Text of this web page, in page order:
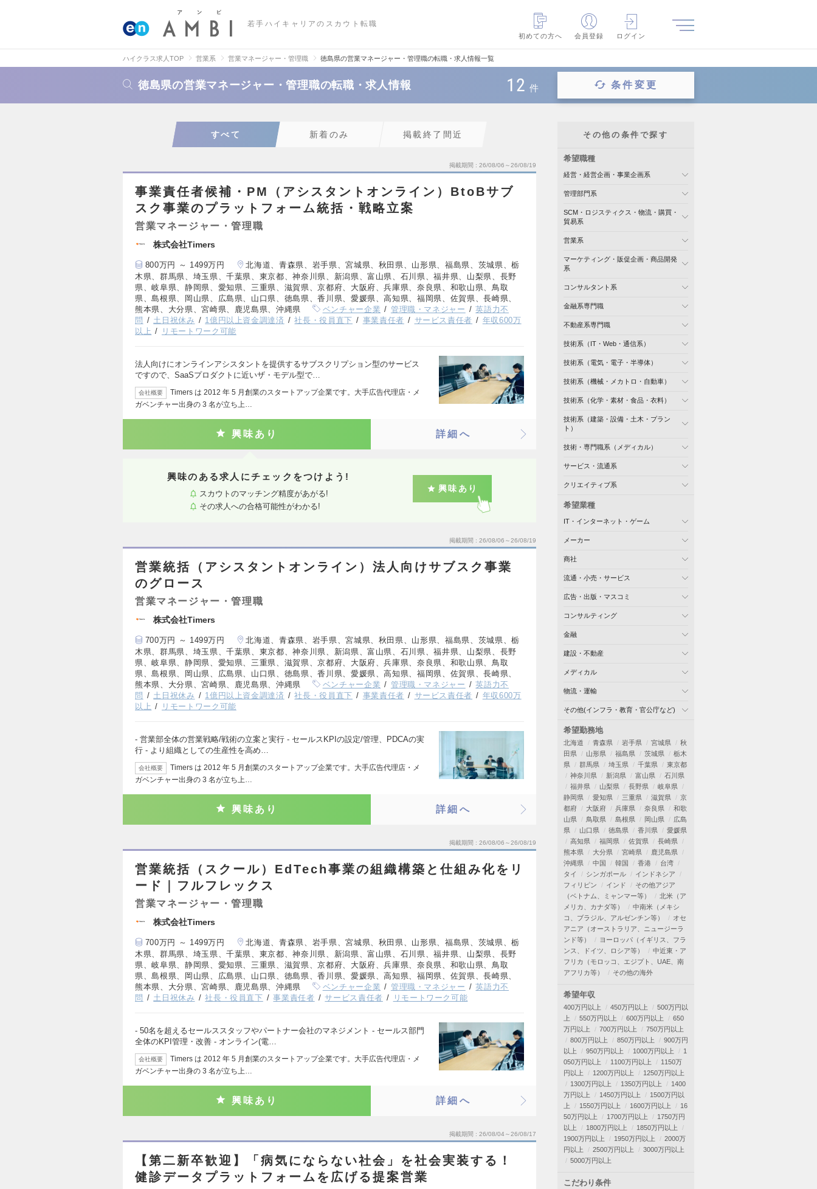
若手ハイキャリアのスカウト転職
初めての方へ
会員登録 ログイン
ハイクラス求人TOP 営業系 営業マネージャー・管理職 徳島県の営業マネージャー・管理職の転職・求人情報一覧
徳島県の営業マネージャー・管理職の転職・求人情報 12 件 条件変更
すべて 新着のみ 掲載終了間近
掲載期間 26/08/06～26/08/19
事業責任者候補・PM（アシスタントオンライン）BtoBサブ
スク事業のプラットフォーム統括・戦略立案
営業マネージャー・管理職
株式会社Timers
800万円 ～ 1499万円
北海道、青森県、岩手県、宮城県、秋田県、山形県、福島県、茨城県、栃
木県、群馬県、埼玉県、千葉県、東京都、神奈川県、新潟県、富山県、石川県、福井県、山梨県、長野
県、岐阜県、静岡県、愛知県、三重県、滋賀県、京都府、大阪府、兵庫県、奈良県、和歌山県、鳥取
県、島根県、岡山県、広島県、山口県、徳島県、香川県、愛媛県、高知県、福岡県、佐賀県、長崎県、
熊本県、大分県、宮崎県、鹿児島県、沖縄県
ベンチャー企業 管理職・マネジャー
英語力不
問
土日祝休み 1億円以上資金調達済 社長・役員直下 事業責任者 サービス責任者
年収600万
以上
リモートワーク可能
法人向けにオンラインアシスタントを提供するサブスクリプション型のサービス
ですので、SaaSプロダクトに近いザ・モデル型で…
会社概要
Timers は 2012 年 5 月創業のスタートアップ企業です。大手広告代理店・メ
ガベンチャー出身の 3 名が立ち上…
興味あり 詳細へ
興味のある求人にチェックをつけよう!
スカウトのマッチング精度があがる!
その求人への合格可能性がわかる!
興味あり
掲載期間 26/08/06～26/08/19
営業統括（アシスタントオンライン）法人向けサブスク事業
のグロース
営業マネージャー・管理職
株式会社Timers
700万円 ～ 1499万円
北海道、青森県、岩手県、宮城県、秋田県、山形県、福島県、茨城県、栃
木県、群馬県、埼玉県、千葉県、東京都、神奈川県、新潟県、富山県、石川県、福井県、山梨県、長野
県、岐阜県、静岡県、愛知県、三重県、滋賀県、京都府、大阪府、兵庫県、奈良県、和歌山県、鳥取
県、島根県、岡山県、広島県、山口県、徳島県、香川県、愛媛県、高知県、福岡県、佐賀県、長崎県、
熊本県、大分県、宮崎県、鹿児島県、沖縄県
ベンチャー企業 管理職・マネジャー
英語力不
問
土日祝休み 1億円以上資金調達済 社長・役員直下 事業責任者 サービス責任者
年収600万
以上
リモートワーク可能
- 営業部全体の営業戦略/戦術の立案と実行 - セールスKPIの設定/管理、PDCAの実
行 - より組織としての生産性を高め…
会社概要
Timers は 2012 年 5 月創業のスタートアップ企業です。大手広告代理店・メ
ガベンチャー出身の 3 名が立ち上…
興味あり 詳細へ
掲載期間 26/08/06～26/08/19
営業統括（スクール）EdTech事業の組織構築と仕組み化をリ
ード｜フルフレックス
営業マネージャー・管理職
株式会社Timers
700万円 ～ 1499万円
北海道、青森県、岩手県、宮城県、秋田県、山形県、福島県、茨城県、栃
木県、群馬県、埼玉県、千葉県、東京都、神奈川県、新潟県、富山県、石川県、福井県、山梨県、長野
県、岐阜県、静岡県、愛知県、三重県、滋賀県、京都府、大阪府、兵庫県、奈良県、和歌山県、鳥取
県、島根県、岡山県、広島県、山口県、徳島県、香川県、愛媛県、高知県、福岡県、佐賀県、長崎県、
熊本県、大分県、宮崎県、鹿児島県、沖縄県
ベンチャー企業 管理職・マネジャー
英語力不
問
土日祝休み 社長・役員直下 事業責任者 サービス責任者 リモートワーク可能
- 50名を超えるセールススタッフやパートナー会社のマネジメント - セールス部門
全体のKPI管理・改善 - オンライン(電…
会社概要
Timers は 2012 年 5 月創業のスタートアップ企業です。大手広告代理店・メ
ガベンチャー出身の 3 名が立ち上…
興味あり 詳細へ
掲載期間 26/08/04～26/08/17
【第二新卒歓迎】「病気にならない社会」を社会実装する！
健診データプラットフォームを広げる提案営業
その他の条件で探す
希望職種
経営・経営企画・事業企画系
管理部門系
SCM・ロジスティクス・物流・購買・
貿易系
営業系
マーケティング・販促企画・商品開発
系
コンサルタント系
金融系専門職
不動産系専門職
技術系（IT・Web・通信系）
技術系（電気・電子・半導体）
技術系（機械・メカトロ・自動車）
技術系（化学・素材・食品・衣料）
技術系（建築・設備・土木・プラン
ト）
技術・専門職系（メディカル）
サービス・流通系
クリエイティブ系
希望業種
IT・インターネット・ゲーム
メーカー
商社
流通・小売・サービス
広告・出版・マスコミ
コンサルティング
金融
建設・不動産
メディカル
物流・運輸
その他(インフラ・教育・官公庁など)
希望勤務地
北海道 青森県 岩手県 宮城県
秋
田県
山形県 福島県 茨城県
栃木
県
群馬県 埼玉県 千葉県
東京都
神奈川県
新潟県 富山県
石川県
福井県
山梨県 長野県
岐阜県
静岡県
愛知県 三重県 滋賀県
京
都府
大阪府 兵庫県 奈良県
和歌
山県
鳥取県 島根県 岡山県
広島
県
山口県 徳島県 香川県
愛媛県
高知県
福岡県 佐賀県
長崎県
熊本県
大分県 宮崎県
鹿児島県
沖縄県
中国 韓国 香港
台湾
タイ
シンガポール
インドネシア
フィリピン
インド
その他アジア
（ベトナム、ミャンマー等）
北米（ア
メリカ、カナダ等）
中南米（メキシ
コ、ブラジル、アルゼンチン等）
オセ
アニア（オーストラリア、ニュージーラ
ンド等）
ヨーロッパ（イギリス、フラ
ンス、ドイツ、ロシア等）
中近東・ア
フリカ（モロッコ、エジプト、UAE、南
アフリカ等）
その他の海外
希望年収
400万円以上 450万円以上
500万円以
上
550万円以上 600万円以上
650
万円以上
700万円以上
750万円以上
800万円以上
850万円以上
900万円
以上
950万円以上 1000万円以上
1
050万円以上
1100万円以上
1150万
円以上
1200万円以上
1250万円以上
1300万円以上
1350万円以上
1400
万円以上
1450万円以上
1500万円以
上
1550万円以上 1600万円以上
16
50万円以上
1700万円以上
1750万円
以上
1800万円以上
1850万円以上
1900万円以上
1950万円以上
2000万
円以上
2500万円以上
3000万円以上
5000万円以上
こだわり条件